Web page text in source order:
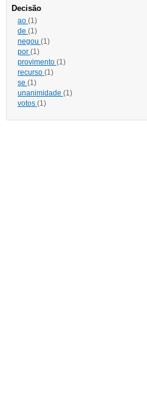
Decisão
ao (1)
de (1)
negou (1)
por (1)
provimento (1)
recurso (1)
se (1)
unanimidade (1)
votos (1)